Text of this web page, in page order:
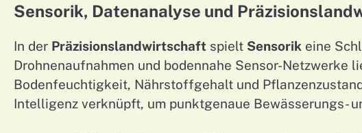
Sensorik, Datenanalyse und
In der Präzisionslandwirtschaft spielt Sensorik eine
Drohnenaufnahmen und bodennahe Sensor-Netzwerke
Bodenfeuchtigkeit, Nährstoffgehalt und
Intelligenz verknüpft, um punktgenaue Bewässerungs-